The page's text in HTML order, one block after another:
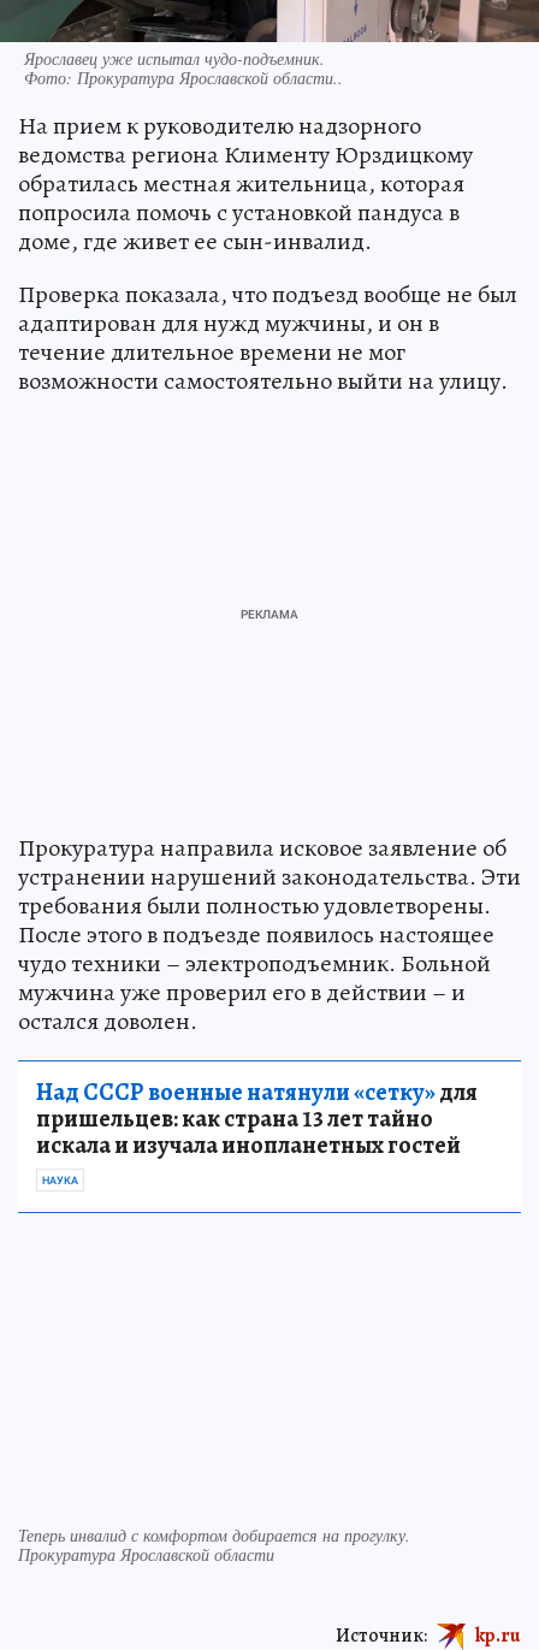
Ярославец уже испытал чудо-подъемник.
Фото: Прокуратура Ярославской области..
На прием к руководителю надзорного
ведомства региона Клименту Юрздицкому
обратилась местная жительница, которая
попросила помочь с установкой пандуса в
доме, где живет ее сын-инвалид.
Проверка показала, что подъезд вообще не был
адаптирован для нужд мужчины, и он в
течение длительное времени не мог
возможности самостоятельно выйти на улицу.
Прокуратура направила исковое заявление об
устранении нарушений законодательства. Эти
требования были полностью удовлетворены.
После этого в подъезде появилось настоящее
чудо техники – электроподъемник. Больной
мужчина уже проверил его в действии – и
остался доволен.
Над СССР военные натянули «сетку»для
пришельцев: как страна 13 лет тайно
искала и изучала инопланетных гостей
НАУКА
Теперь инвалид с комфортом добирается на прогулку.
Прокуратура Ярославской области
Источник: kp.ru